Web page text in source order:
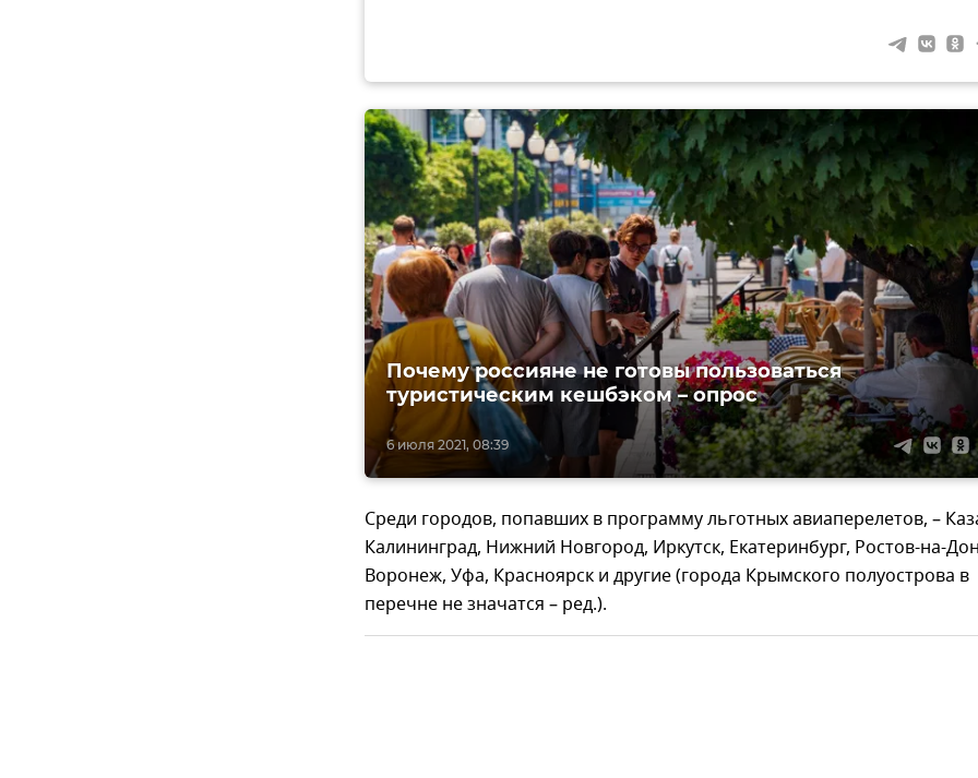
6 июля 2021, 08:39
Почему россияне не готовы пользоваться
туристическим кешбэком – опрос
Среди городов, попавших в программу льготных авиаперелетов, –
Калининград, Нижний Новгород, Иркутск, Екатеринбург, Ростов-на-
Воронеж, Уфа, Красноярск и другие (города Крымского полуострова в
перечне не значатся – ред.).